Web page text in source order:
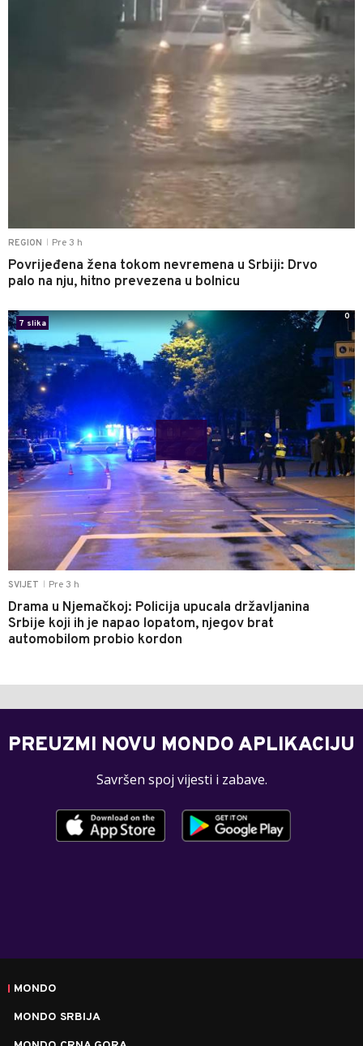
REGION Pre 3 h
Povrijeđena žena tokom nevremena u Srbiji: Drvo
palo na nju, hitno prevezena u bolnicu
SVIJET Pre 3 h
Drama u Njemačkoj: Policija upucala državljanina
Srbije koji ih je napao lopatom, njegov brat
automobilom probio kordon
7 slika
0
PREUZMI NOVU MONDO APLIKACIJU
Savršen spoj vijesti i zabave.
MONDO
MONDO SRBIJA